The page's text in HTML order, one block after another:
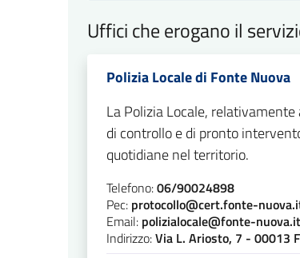
Uffici che erogano il
Polizia Locale di Fonte Nuova
La Polizia Locale,
di controllo e di pronto
quotidiane nel territorio.
Telefono:06/90024898
Pec: protocollo@cert.fonte-
Email: polizialocale@fonte-nuova.it
Indirizzo:Via L. Ariosto, 7 - 00013